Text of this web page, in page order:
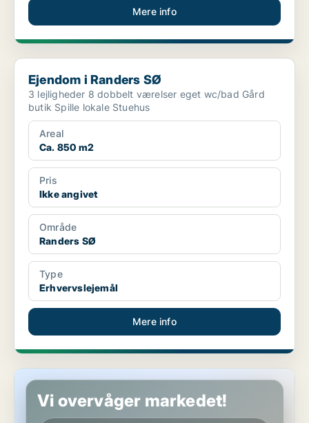
Mere info
Ejendom i Randers SØ
Ejendom i Randers SØ
3 lejligheder 8 dobbelt værelser eget wc/bad Gård
butik Spille lokale Stuehus
Areal
Ca. 850 m2
Pris
Ikke angivet
Område
Randers SØ
Type
Erhvervslejemål
Mere info
Butik i Hobro
Vi overvåger markedet!